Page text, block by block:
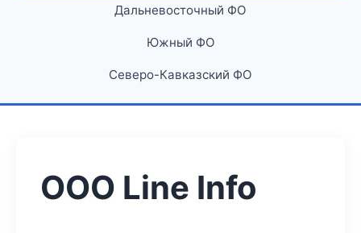
Дальневосточный ФО
Южный ФО
Северо-Кавказский ФО
ООО Line Info